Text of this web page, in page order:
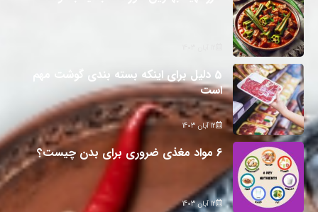
5 دلیل برای اینکه بسته بندی گوشت مهم
است
12 آبان 1403
6 مواد مغذی ضروری برای بدن چیست؟
12 آبان 1403